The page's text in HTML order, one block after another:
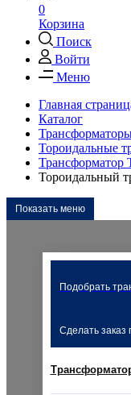
0
Корзина
Поиск
Войти
Меню
Главная
Каталог
Тороидальные
Трансформатор
Тороидальный
Показать меню
Подобрать
Сделать заказ